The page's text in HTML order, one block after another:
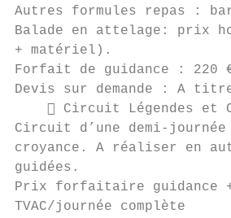
Autres formules repas :
Balade en attelage: prix
+ matériel).
Forfait de guidance : 220
Devis sur demande : A
 Circuit Légendes et
Circuit d’une demi-
croyance. A réaliser en
guidées.
Prix forfaitaire guidance
TVAC/journée complète